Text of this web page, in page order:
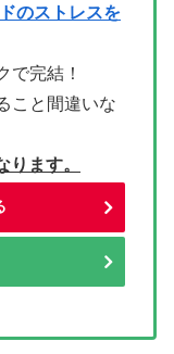
のストレスを
で完結！
こと間違いな
ます。